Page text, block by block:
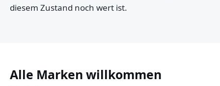
diesem Zustand noch wert ist.
Alle Marken willkommen